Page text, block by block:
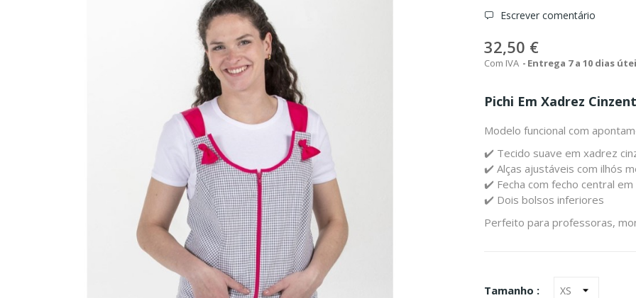
Escrever comentário
32,50 €
Com IVA Entrega 7 a 10 dias
Pichi Em Xadrez
Modelo funcional com
✔️ Tecido suave em xadrez
✔️ Alças ajustáveis com ilhós
✔️ Fecha com fecho central
✔️ Dois bolsos inferiores
Perfeito para professoras,
Tamanho :